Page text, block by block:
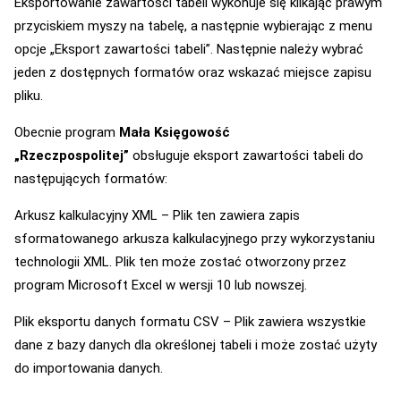
przyciskiem myszy na tabelę, a następnie wybierając z menu
opcje „Eksport zawartości tabeli”. Następnie należy wybrać
jeden z dostępnych formatów oraz wskazać miejsce zapisu
pliku.
Obecnie program Mała Księgowość
„Rzeczpospolitej” obsługuje eksport zawartości tabeli do
następujących formatów:
Arkusz kalkulacyjny XML – Plik ten zawiera zapis
sformatowanego arkusza kalkulacyjnego przy wykorzystaniu
technologii XML. Plik ten może zostać otworzony przez
program Microsoft Excel w wersji 10 lub nowszej.
Plik eksportu danych formatu CSV – Plik zawiera wszystkie
dane z bazy danych dla określonej tabeli i może zostać użyty
do importowania danych.